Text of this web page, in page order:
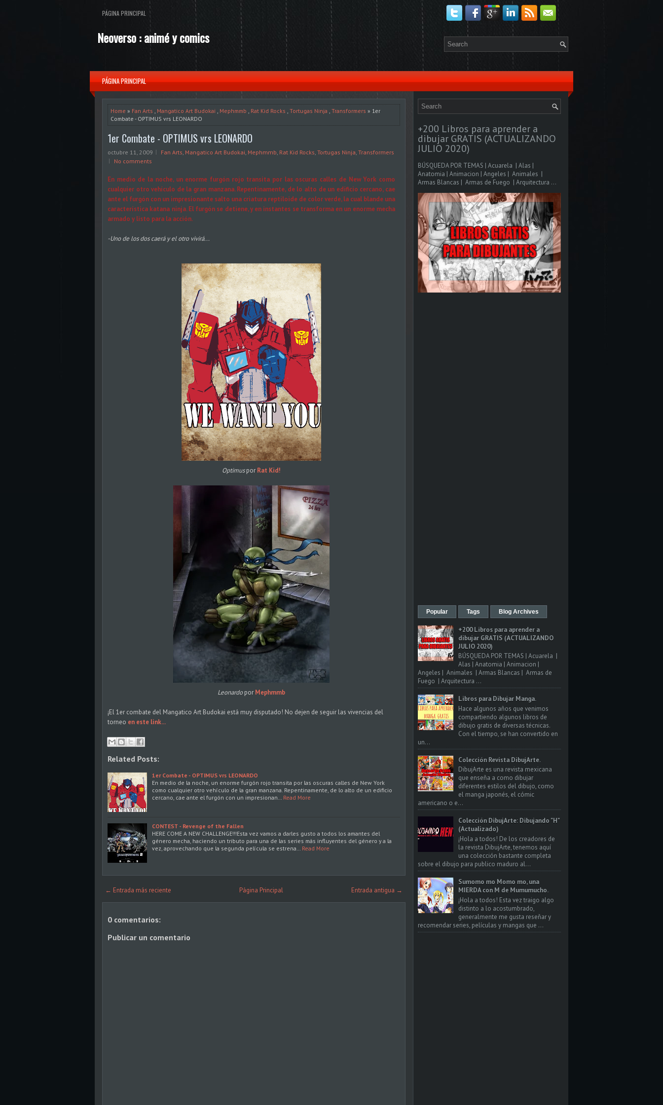
PÁGINA PRINCIPAL
Neoverso : animé y comics
PÁGINA PRINCIPAL
Home » Fan Arts , Mangatico Art Budokai , Mephmmb , Rat Kid Rocks , Tortugas Ninja , Transformers » 1er
Combate - OPTIMUS vrs LEONARDO
1er Combate - OPTIMUS vrs LEONARDO
octubre 11, 2009 Fan Arts, Mangatico Art Budokai, Mephmmb, Rat Kid Rocks, Tortugas Ninja, Transformers
No comments
En medio de la noche, un enorme furgón rojo transita por las oscuras calles de New York como
cualquier otro vehículo de la gran manzana. Repentinamente, de lo alto de un edificio cercano, cae
ante el furgón con un impresionante salto una criatura reptiloide de color verde, la cual blande una
característica katana ninja. El furgón se detiene, y en instantes se transforma en un enorme mecha
armado y listo para la acción.
-Uno de los dos caerá y el otro vivirá...
Optimuspor Rat Kid!
Leonardopor Mephmmb
¡El 1er combate del Mangatico Art Budokai está muy disputado! No dejen de seguir las vivencias del
torneo en este link...
Related Posts:
1er Combate - OPTIMUS vrs LEONARDO
En medio de la noche, un enorme furgón rojo transita por las oscuras calles de New York
como cualquier otro vehículo de la gran manzana. Repentinamente, de lo alto de un edificio
cercano, cae ante el furgón con un impresionan…
Read More
CONTEST - Revenge of the Fallen
HERE COME A NEW CHALLENGE!!!Esta vez vamos a darles gusto a todos los amantes del
género mecha, haciendo un tributo para una de las series más influyentes del género y a la
vez, aprovechando que la segunda película se estrena…
Read More
← Entrada más reciente Entrada antigua →
Página Principal
0 comentarios:
Publicar un comentario
+200 Libros para aprender a
dibujar GRATIS (ACTUALIZANDO
JULIO 2020)
BÚSQUEDA POR TEMAS | Acuarela | Alas |
Anatomia | Animacion | Angeles | Animales |
Armas Blancas | Armas de Fuego | Arquitectura ...
Popular Tags Blog Archives
+200 Libros para aprender a
dibujar GRATIS (ACTUALIZANDO
JULIO 2020)
BÚSQUEDA POR TEMAS | Acuarela |
Alas | Anatomia | Animacion |
Angeles | Animales | Armas Blancas | Armas de
Fuego | Arquitectura ...
Libros para Dibujar Manga.
Hace algunos años que venimos
compartiendo algunos libros de
dibujo gratis de diversas técnicas.
Con el tiempo, se han convertido en
un...
Colección Revista DibujArte.
DibujArte es una revista mexicana
que enseña a como dibujar
diferentes estilos del dibujo, como
el manga japonés, el cómic
americano o e...
Colección DibujArte: Dibujando "H"
(Actualizado)
¡Hola a todos! De los creadores de
la revista DibujArte, tenemos aquí
una colección bastante completa
sobre el dibujo para publico maduro al...
Sumomo mo Momo mo, una
MIERDA con M de Mumumucho.
¡Hola a todos! Esta vez traigo algo
distinto a lo acostumbrado,
generalmente me gusta reseñar y
recomendar series, películas y mangas que ...